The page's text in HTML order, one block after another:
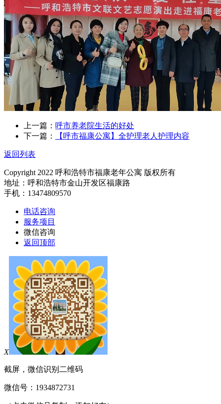
上一篇： 呼市养老院生活的好处
下一篇：
【呼市福康公寓】全护理老人护理内容
返回列表
Copyright 2022 呼和浩特市福康老年公寓 版权所有
地址：呼和浩特市金山开发区福康路
手机：13474809570
电话咨询
服务项目
微信咨询
返回顶部
X
截屏，微信识别二维码
微信号： 1934872731